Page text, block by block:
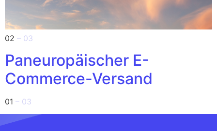
02 – 03
Paneuropäischer E-
Commerce-Versand
01 – 03